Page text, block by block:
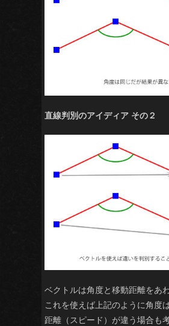
直線判別のアイディア その２
ベクトルは角度と移動距離をあ
これを使えば上記のように角度
距離（スピード）が違う場合も